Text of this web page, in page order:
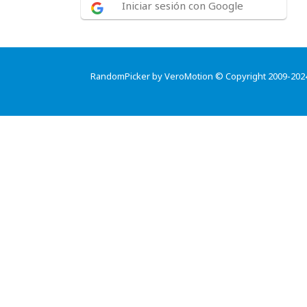
Iniciar sesión con Google
RandomPicker by VeroMotion © Copyright 2009-